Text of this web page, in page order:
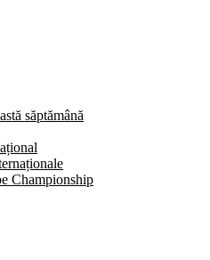
săptămână
Championship